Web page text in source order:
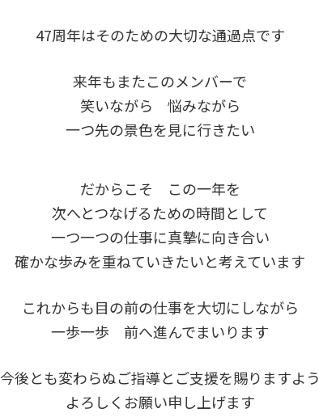
47周年はそのための大切な通過点です
来年もまたこのメンバーで
笑いながら 悩みながら
一つ先の景色を見に行きたい
だからこそ この一年を
次へとつなげるための時間として
一つ一つの仕事に真摯に向き合い
確かな歩みを重ねていきたいと考えています
これからも目の前の仕事を大切にしながら
一歩一歩 前へ進んでまいります
今後とも変わらぬご指導とご支援を賜りますよう
よろしくお願い申し上げます